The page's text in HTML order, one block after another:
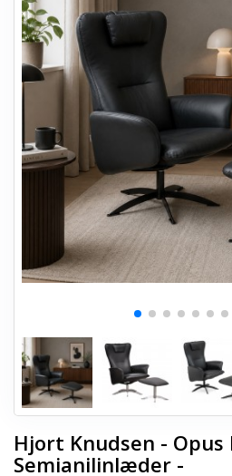
TÆPPER
LAMPER
ENTREMØBLER
HAVEMØBLER
OUTLET
Hjort Knudsen -
Semianilinlæder -